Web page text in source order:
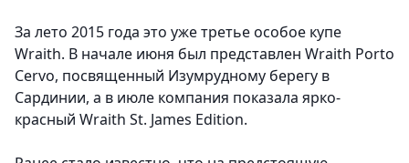
За лето 2015 года это уже третье особое купе
Wraith. В начале июня был представлен Wraith Porto
Cervo, посвященный Изумрудному берегу в
Сардинии, а в июле компания показала ярко-
красный Wraith St. James Edition.